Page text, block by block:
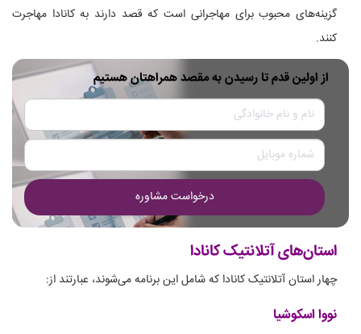
گزینه‌های محبوب برای مهاجرانی است که قصد دارند به کانادا مهاجرت
کنند.
از اولین قدم تا رسیدن به مقصد همراهتان هستیم
درخواست مشاوره
استان‌های آتلانتیک کانادا
چهار استان آتلانتیک کانادا که شامل این برنامه می‌شوند، عبارتند از:
نووا اسکوشیا